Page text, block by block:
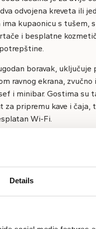
Details
odvojena kreveta ili
ima kupaonicu s tušem,
i besplatne
potrepštine.
boravak, uključuje
ravnog ekrana, zvučno
i minibar. Gostima su
za pripremu kave i čaja,
Wi-Fi.
internetu